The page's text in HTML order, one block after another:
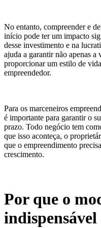
No entanto, compreender e
início pode ter um impacto
desse investimento e na
ajuda a garantir não apenas
proporcionar um estilo de
empreendedor.
Para os marceneiros
é importante para garantir o
prazo. Todo negócio tem
que isso aconteça, o
que o empreendimento
crescimento.
Por que o